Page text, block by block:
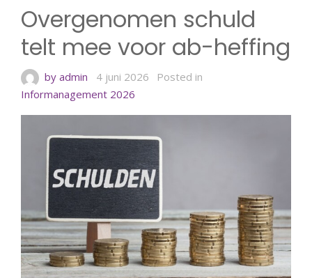
Overgenomen schuld
telt mee voor ab-heffing
by admin 4 juni 2026
Posted in
Informanagement 2026